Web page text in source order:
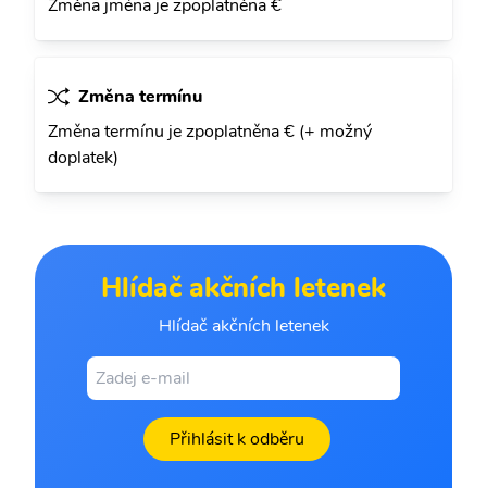
Změna jména je zpoplatněna €
Změna termínu
Změna termínu je zpoplatněna € (+ možný
doplatek)
Hlídač akčních letenek
Hlídač akčních letenek
Přihlásit k odběru